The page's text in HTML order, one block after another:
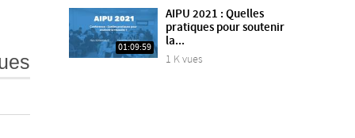
01:09:59
AIPU 2021 : Quelles
pratiques pour soutenir
la...
1 K vues